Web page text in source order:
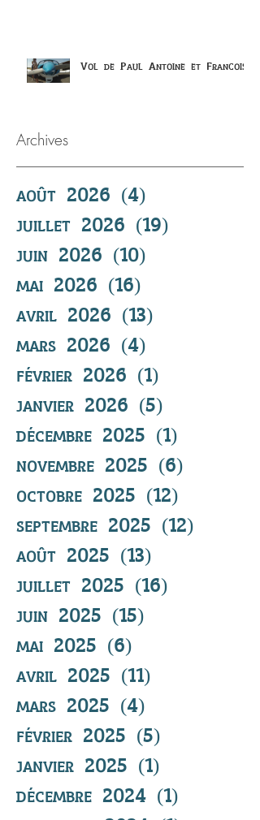
Vol de Paul Antoine et Francois
Archives
août 2026 (4)
juillet 2026 (19)
juin 2026 (10)
mai 2026 (16)
avril 2026 (13)
mars 2026 (4)
février 2026 (1)
janvier 2026 (5)
décembre 2025 (1)
novembre 2025 (6)
octobre 2025 (12)
septembre 2025 (12)
août 2025 (13)
juillet 2025 (16)
juin 2025 (15)
mai 2025 (6)
avril 2025 (11)
mars 2025 (4)
février 2025 (5)
janvier 2025 (1)
décembre 2024 (1)